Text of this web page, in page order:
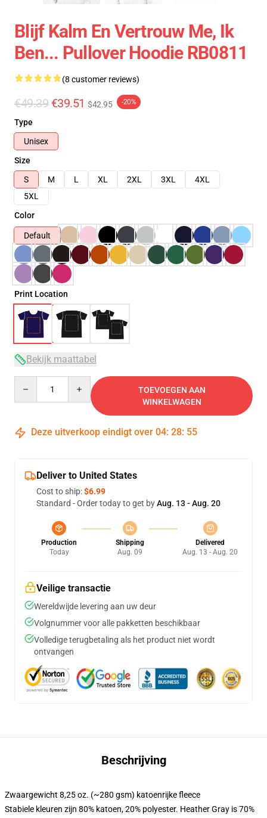
Blijf Kalm En Vertrouw Me, Ik
Ben... Pullover Hoodie RB0811
(8 customer reviews)
€49.39 €39.51 $42.95 -20%
Type
Unisex
Size
S
M L XL 2XL 3XL
4XL
5XL
Color
Default
Print Location
Bekijk maattabel
TOEVOEGEN AAN
WINKELWAGEN
Deze uitverkoop eindigt over 04: 28: 54
Deliver to United States
Cost to ship:$6.99
Standard - Order today to get byAug. 13 - Aug. 20
Production
Today
Shipping
Aug. 09
Delivered
Aug. 13 - Aug. 20
Veilige transactie
Wereldwijde levering aan uw deur
Volgnummer voor alle pakketten beschikbaar
Volledige terugbetaling als het product niet wordt
ontvangen
Beschrijving
Zwaargewicht 8,25 oz. (~280 gsm) katoenrijke fleece
Stabiele kleuren zijn 80% katoen, 20% polyester. Heather Gray is 70%